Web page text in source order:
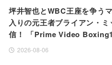
坪井智也とWBC王座を争う
入りの元王者ブライアン・
信！ 「Prime Video
2026-08-06